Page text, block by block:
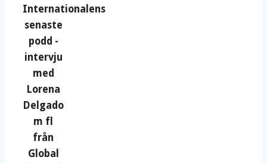
Internationalens
senaste
podd -
intervju
med
Lorena
Delgado
m fl
från
Global